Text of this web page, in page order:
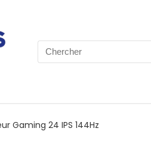
Search
for:
Gaming 24 IPS 144Hz